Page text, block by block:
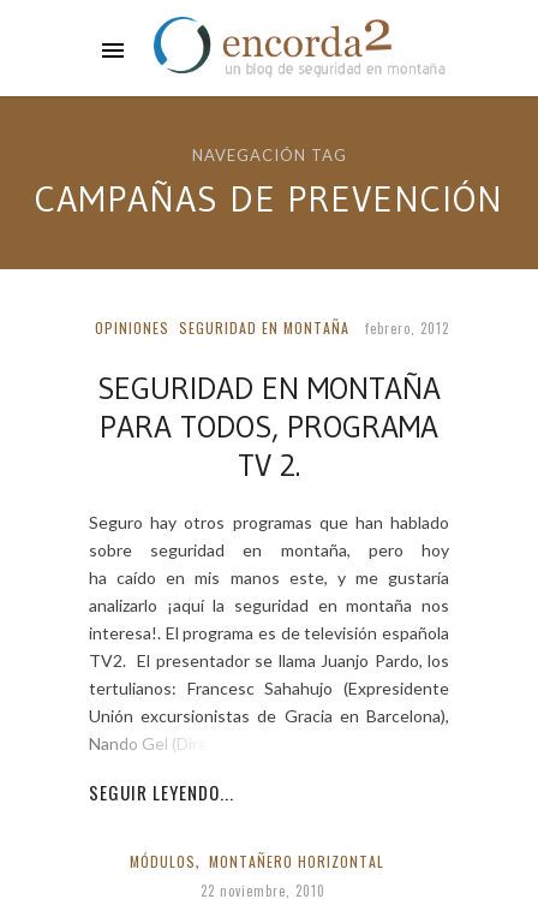
NAVEGACIÓN TAG
CAMPAÑAS DE PREVENCIÓN
OPINIONES SEGURIDAD EN MONTAÑA febrero, 2012
SEGURIDAD EN MONTAÑA
PARA TODOS, PROGRAMA
TV 2.
Seguro hay otros programas que han hablado
sobre seguridad en montaña, pero hoy
ha caído en mis manos este, y me gustaría
analizarlo ¡aquí la seguridad en montaña nos
interesa!. El programa es de televisión española
TV2. El presentador se llama Juanjo Pardo, los
tertulianos: Francesc Sahahujo (Expresidente
Unión excursionistas de Gracia en Barcelona),
Nando Gel (Director […]
SEGUIR LEYENDO...
MÓDULOS, MONTAÑERO HORIZONTAL
22 noviembre, 2010